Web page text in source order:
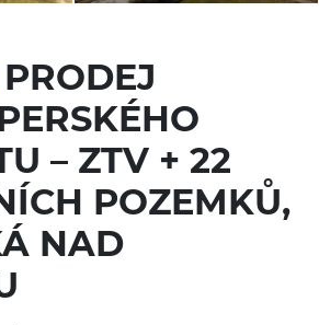
PRODEJ
– ZTV + 22
POZEMKŮ,
NAD